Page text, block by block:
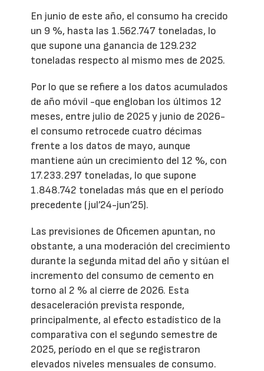
En junio de este año, el consumo ha crecido
un 9 %, hasta las 1.562.747 toneladas, lo
que supone una ganancia de 129.232
toneladas respecto al mismo mes de 2025.
Por lo que se refiere a los datos acumulados
de año móvil -que engloban los últimos 12
meses, entre julio de 2025 y junio de 2026-
el consumo retrocede cuatro décimas
frente a los datos de mayo, aunque
mantiene aún un crecimiento del 12 %, con
17.233.297 toneladas, lo que supone
1.848.742 toneladas más que en el período
precedente (jul’24-jun’25).
Las previsiones de Oficemen apuntan, no
obstante, a una moderación del crecimiento
durante la segunda mitad del año y sitúan el
incremento del consumo de cemento en
torno al 2 % al cierre de 2026. Esta
desaceleración prevista responde,
principalmente, al efecto estadístico de la
comparativa con el segundo semestre de
2025, período en el que se registraron
elevados niveles mensuales de consumo.